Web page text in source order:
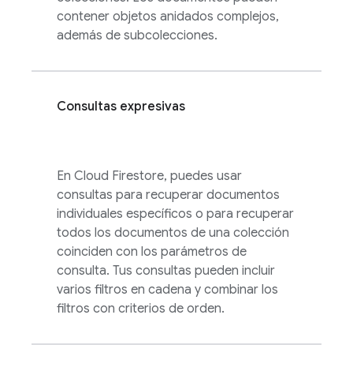
contener objetos anidados complejos,
además de subcolecciones.
Consultas expresivas
En Cloud Firestore, puedes usar
consultas para recuperar documentos
individuales específicos o para recuperar
todos los documentos de una colección
coinciden con los parámetros de
consulta. Tus consultas pueden incluir
varios filtros en cadena y combinar los
filtros con criterios de orden.